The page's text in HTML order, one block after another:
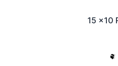
15 x10